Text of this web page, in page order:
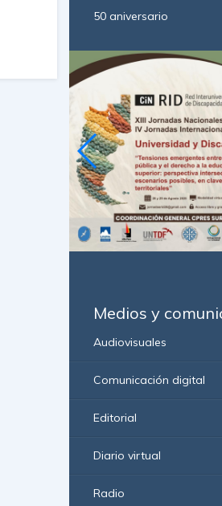
50 aniversario
Medios y
Audiovisuales
Comunicación digital
Editorial
Diario virtual
Radio